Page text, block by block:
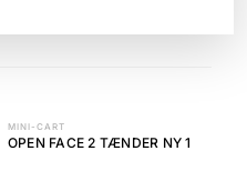
MINI-CART
OPEN FACE 2 TÆNDER NY 1